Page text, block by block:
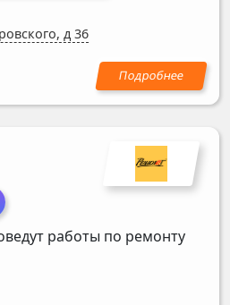
д 36
работы по ремонту